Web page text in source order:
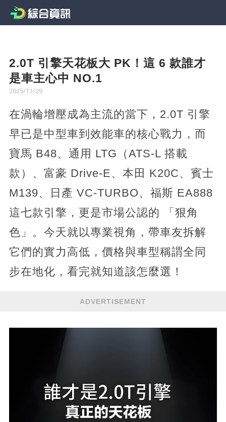
2.0T 引擎天花板大 PK！這 6 款誰才
是車主心中 NO.1
2025/11/29
在渦輪增壓成為主流的當下，2.0T 引擎
早已是中型車到效能車的核心戰力，而
寶馬 B48、通用 LTG（ATS-L 搭載
款）、富豪 Drive-E、本田 K20C、賓士
M139、日產 VC-TURBO、福斯 EA888
這七款引擎，更是市場公認的 「狠角
色」。今天就以專業視角，帶車友拆解
它們的實力高低，價格與車型稱謂全同
步在地化，看完就知道該怎麼選！​
ADVERTISEMENT